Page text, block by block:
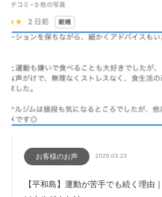
お客様のお声 2026.03.23
【平和島】運動が苦手でも続く理由